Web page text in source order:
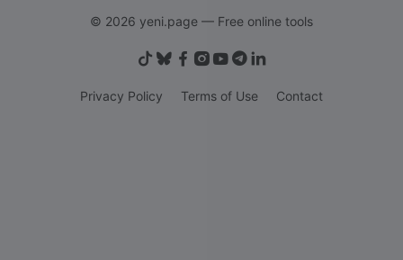
© 2026 yeni.page — Free online tools
Privacy Policy Terms of Use Contact